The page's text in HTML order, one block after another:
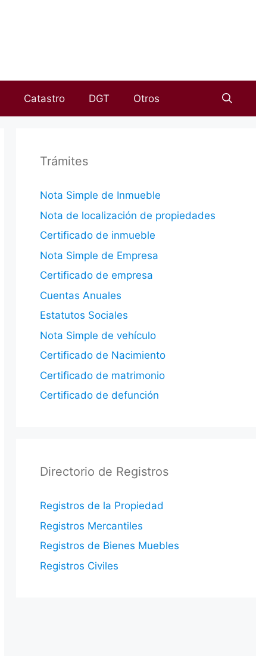
Catastro DGT Otros
Trámites
Nota Simple de Inmueble
Nota de localización de propiedades
Certificado de inmueble
Nota Simple de Empresa
Certificado de empresa
Cuentas Anuales
Estatutos Sociales
Nota Simple de vehículo
Certificado de Nacimiento
Certificado de matrimonio
Certificado de defunción
Directorio de Registros
Registros de la Propiedad
Registros Mercantiles
Registros de Bienes Muebles
Registros Civiles